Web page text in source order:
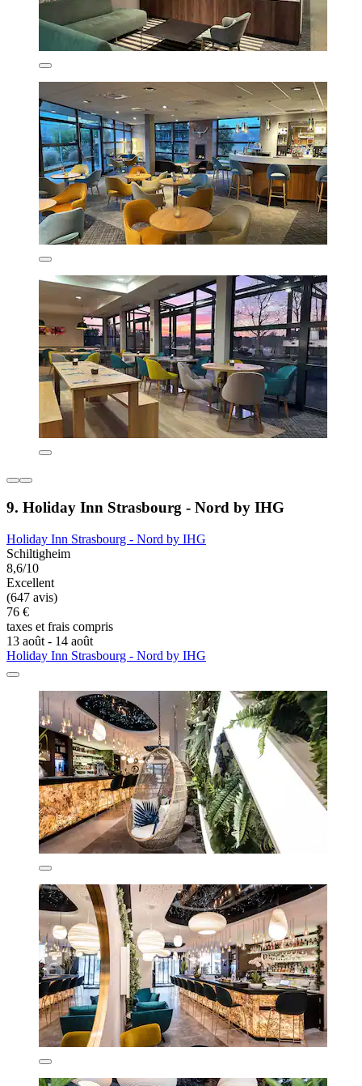
9. Holiday Inn Strasbourg - Nord by IHG
Holiday Inn Strasbourg - Nord by IHG
Schiltigheim
8,6/10
Excellent
(647 avis)
76 €
taxes et frais compris
13 août - 14 août
Holiday Inn Strasbourg - Nord by IHG